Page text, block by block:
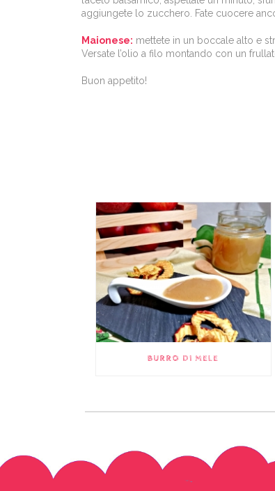
aggiungete lo zucchero. Fate cuocere
Maionese: mettete in un boccale alto e
Versate l’olio a filo montando con un
Buon appetito!
BURRO DI MELE